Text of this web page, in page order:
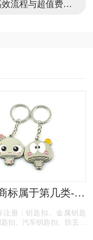
流程与超值费用
标属于第几类-钥
标分类」
注册：钥匙扣、金属钥匙
扣、汽车钥匙扣、防丢失